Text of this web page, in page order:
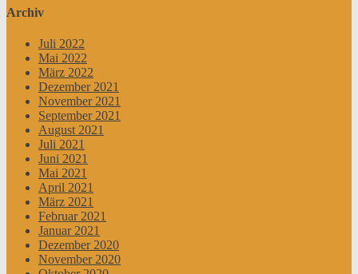
Archiv
Juli 2022
Mai 2022
März 2022
Dezember 2021
November 2021
September 2021
August 2021
Juli 2021
Juni 2021
Mai 2021
April 2021
März 2021
Februar 2021
Januar 2021
Dezember 2020
November 2020